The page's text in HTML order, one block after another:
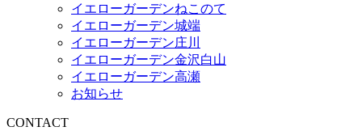
イエローガーデンねこのて
イエローガーデン城端
イエローガーデン庄川
イエローガーデン金沢白山
イエローガーデン高瀬
お知らせ
CONTACT